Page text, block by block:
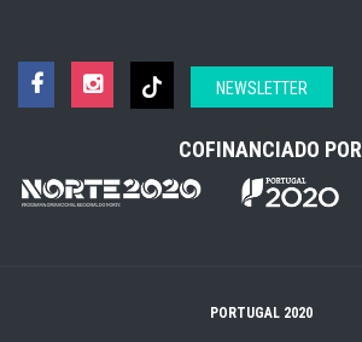
NEWSLETTER
COFINANCIADO POR
PORTUGAL 2020